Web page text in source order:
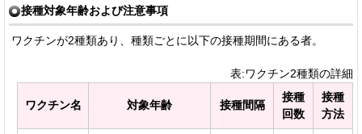
接種対象年齢および注意事項
ワクチンが2種類あり、種類ごとに以下の接種期間にある者。
表:ワクチン2種類の詳細
ワクチン名 対象年齢 接種間隔
接種
回数
接種
方法